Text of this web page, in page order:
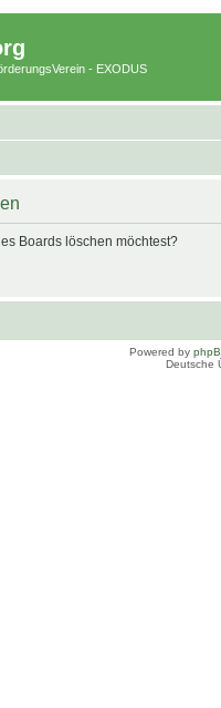
- EXODUS
Boards löschen möchtest?
Powered by
Deutsche